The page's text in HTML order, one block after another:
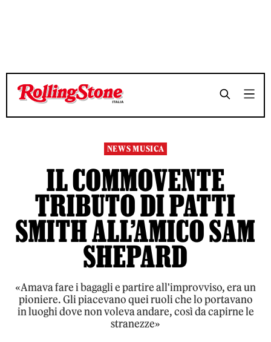
TEMPO DI LETTURA 4 MINUTI SHARE
TEMPO DI LETTURA 4 MINUTI SHARE
NEWS MUSICA
IL COMMOVENTE
TRIBUTO DI PATTI
SMITH ALL’AMICO SAM
SHEPARD
«Amava fare i bagagli e partire all'improvviso, era un
pioniere. Gli piacevano quei ruoli che lo portavano
in luoghi dove non voleva andare, così da capirne le
stranezze»